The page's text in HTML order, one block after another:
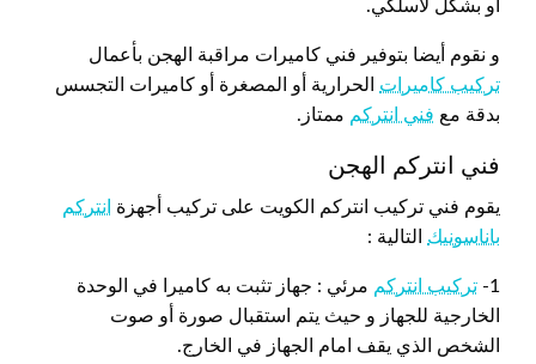
أو بشكل لاسلكي.
و نقوم أيضا بتوفير فني كاميرات مراقبة الهجن بأعمال
تركيب كاميرات الحرارية أو المصغرة أو كاميرات التجسس
بدقة مع فني انتركم ممتاز.
فني انتركم الهجن
يقوم فني تركيب انتركم الكويت على تركيب أجهزة
انتركم
باناسونيك التالية :
1- تركيب انتركم مرئي : جهاز تثبت به كاميرا في الوحدة
الخارجية للجهاز و حيث يتم استقبال صورة أو صوت
الشخص الذي يقف امام الجهاز في الخارج.